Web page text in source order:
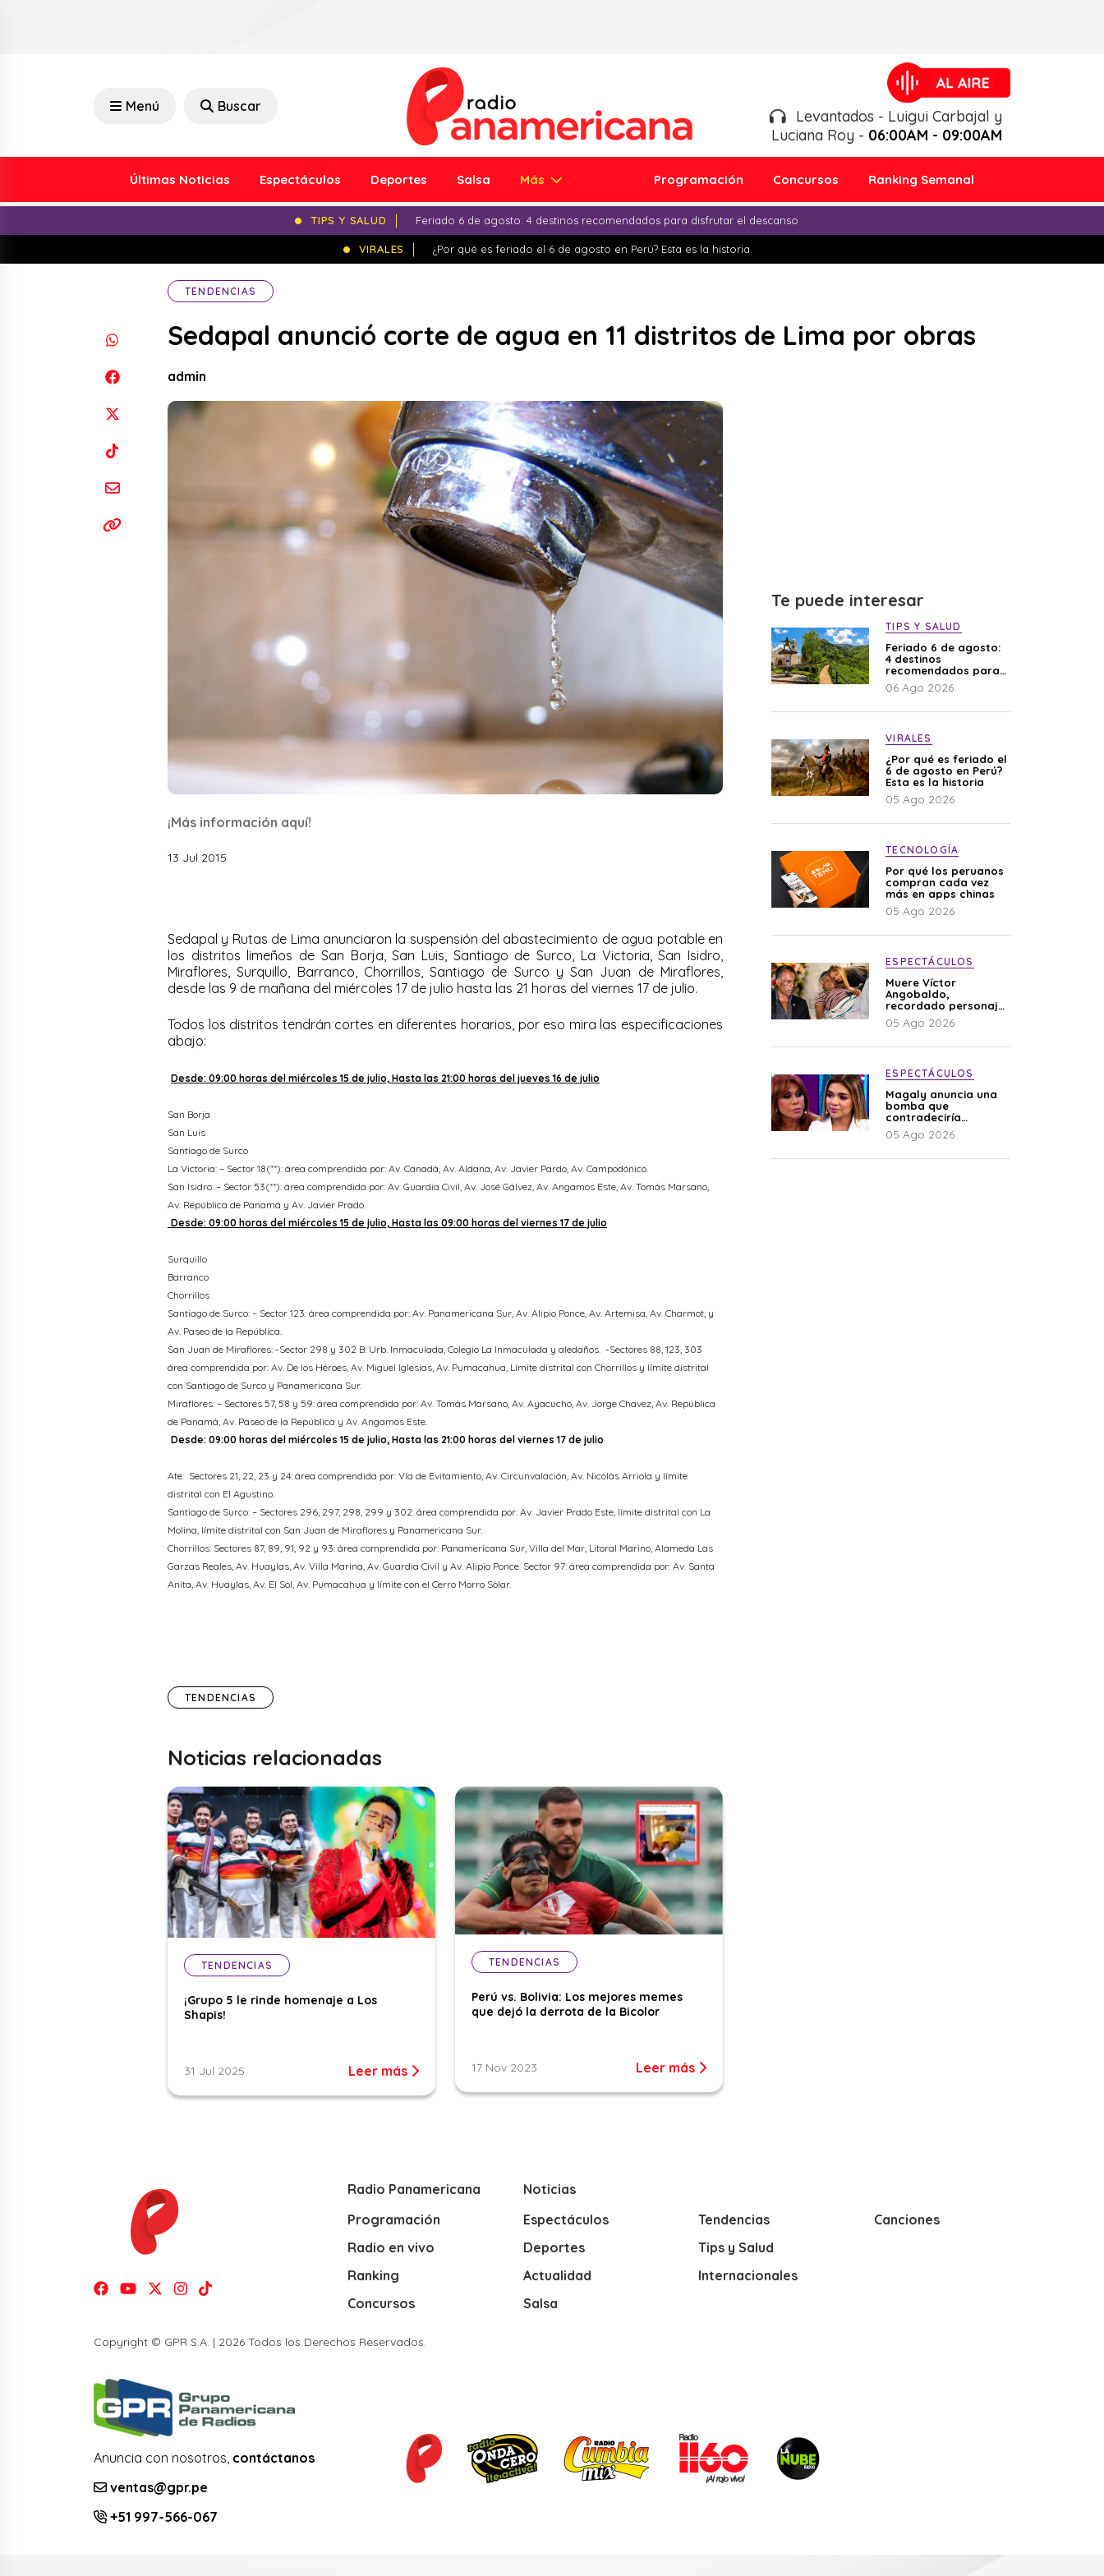
Menú Buscar
Levantados - Luigui Carbajal y
Luciana Roy - 06:00AM - 09:00AM
Últimas Noticias Espectáculos Deportes Salsa Más Programación Concursos Ranking Semanal
TIPS Y SALUD Feriado 6 de agosto: 4 destinos recomendados para disfrutar el descanso
VIRALES ¿Por qué es feriado el 6 de agosto en Perú? Esta es la historia
TENDENCIAS
Sedapal anunció corte de agua en 11 distritos de Lima por obras
admin
¡Más información aquí!
13 Jul 2015
Sedapal y Rutas de Lima anunciaron la suspensión del abastecimiento de agua potable en
los distritos limeños de San Borja, San Luis, Santiago de Surco, La Victoria, San Isidro,
Miraflores, Surquillo, Barranco, Chorrillos, Santiago de Surco y San Juan de Miraflores,
desde las 9 de mañana del miércoles 17 de julio hasta las 21 horas del viernes 17 de julio.
Todos los distritos tendrán cortes en diferentes horarios, por eso mira las especificaciones
abajo:
Desde: 09:00 horas del miércoles 15 de julio, Hasta las 21:00 horas del jueves 16 de julio
San Borja
San Luis
Santiago de Surco
La Victoria: – Sector 18(**): área comprendida por: Av. Canadá, Av. Aldana, Av. Javier Pardo, Av. Campodónico.
San Isidro: – Sector 53(**): área comprendida por: Av. Guardia Civil, Av. José Gálvez, Av. Angamos Este, Av. Tomás Marsano,
Av. República de Panamá y Av. Javier Prado.
Desde: 09:00 horas del miércoles 15 de julio, Hasta las 09:00 horas del viernes 17 de julio
Surquillo
Barranco
Chorrillos
Santiago de Surco: – Sector 123: área comprendida por: Av. Panamericana Sur, Av. Alipio Ponce, Av. Artemisa, Av. Charmot, y
Av. Paseo de la República.
San Juan de Miraflores: -Sector 298 y 302 B: Urb. Inmaculada, Colegio La Inmaculada y aledaños. -Sectores 88, 123, 303
área comprendida por: Av. De los Héroes, Av. Miguel Iglesias, Av. Pumacahua, Límite distrital con Chorrillos y límite distrital
con Santiago de Surco y Panamericana Sur.
Miraflores: – Sectores 57, 58 y 59: área comprendida por: Av. Tomás Marsano, Av. Ayacucho, Av. Jorge Chavez, Av. República
de Panamá, Av. Paseo de la República y Av. Angamos Este.
Desde: 09:00 horas del miércoles 15 de julio, Hasta las 21:00 horas del viernes 17 de julio
Ate: Sectores 21, 22, 23 y 24: área comprendida por: Vía de Evitamiento, Av. Circunvalación, Av. Nicolás Arriola y límite
distrital con El Agustino.
Santiago de Surco: – Sectores 296, 297, 298, 299 y 302: área comprendida por: Av. Javier Prado Este, límite distrital con La
Molina, límite distrital con San Juan de Miraflores y Panamericana Sur.
Chorrillos: Sectores 87, 89, 91, 92 y 93: área comprendida por: Panamericana Sur, Villa del Mar, Litoral Marino, Alameda Las
Garzas Reales, Av. Huaylas, Av. Villa Marina, Av. Guardia Civil y Av. Alipio Ponce. Sector 97: área comprendida por: Av. Santa
Anita, Av. Huaylas, Av. El Sol, Av. Pumacahua y límite con el Cerro Morro Solar.
TENDENCIAS
Noticias relacionadas
TENDENCIAS
¡Grupo 5 le rinde homenaje a Los
Shapis!
31 Jul 2025 Leer más
TENDENCIAS
Perú vs. Bolivia: Los mejores memes
que dejó la derrota de la Bicolor
17 Nov 2023 Leer más
Te puede interesar
TIPS Y SALUD
Feriado 6 de agosto:
4 destinos
recomendados para
disfrutar el descanso
06 Ago 2026
VIRALES
¿Por qué es feriado el
6 de agosto en Perú?
Esta es la historia
05 Ago 2026
TECNOLOGÍA
Por qué los peruanos
compran cada vez
más en apps chinas
05 Ago 2026
ESPECTÁCULOS
Muere Víctor
Angobaldo,
recordado personaje
de la farándula y
expareja de Shirley
05 Ago 2026
ESPECTÁCULOS
Magaly anuncia una
bomba que
contradeciría
comunicado de La
Bella Luz: “Hay un
05 Ago 2026
Radio Panamericana
Programación
Radio en vivo
Ranking
Concursos
Noticias
Espectáculos
Deportes
Actualidad
Salsa
Tendencias
Tips y Salud
Internacionales
Canciones
Copyright © GPR S.A. | 2026 Todos los Derechos Reservados.
Anuncia con nosotros, contáctanos
ventas@gpr.pe
+51 997-566-067